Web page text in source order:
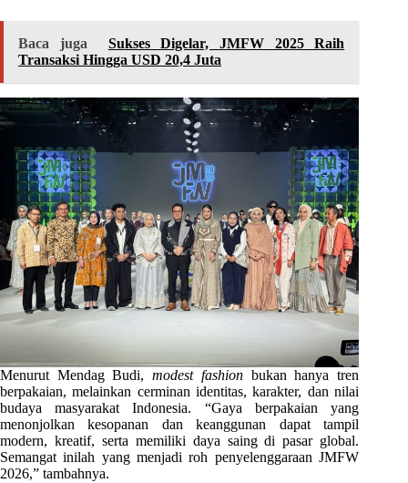
Baca juga
Sukses Digelar, JMFW 2025 Raih
Transaksi Hingga USD 20,4 Juta
Menurut Mendag Budi,modest fashion bukan hanya tren
berpakaian, melainkan cerminan identitas, karakter, dan nilai
budaya masyarakat Indonesia. “Gaya berpakaian yang
menonjolkan kesopanan dan keanggunan dapat tampil
modern, kreatif, serta memiliki daya saing di pasar global.
Semangat inilah yang menjadi roh penyelenggaraan JMFW
2026,” tambahnya.